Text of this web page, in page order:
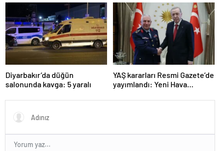
oranı yüzde 98’e yükseldi
yaşındaki genç hayatını
kaybetti
Diyarbakır’da düğün
salonunda kavga: 5 yaralı
YAŞ kararları Resmi Gazete’de
yayımlandı: Yeni Hava
Orgeneral Rafet Dalkıran